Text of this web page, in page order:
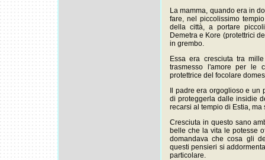
La mamma, quando era in
fare, nel piccolissimo
della città, a portare
Demetra e Kore (protettrici
in grembo.
Essa era cresciuta tra
trasmesso l'amore per le
protettrice del focolare
Il padre era orgoglioso e
di proteggerla dalle insidie
recarsi al tempio di Estia,
Cresciuta in questo sano
belle che la vita le potesse
domandava che cosa gli
questi pensieri si
particolare.